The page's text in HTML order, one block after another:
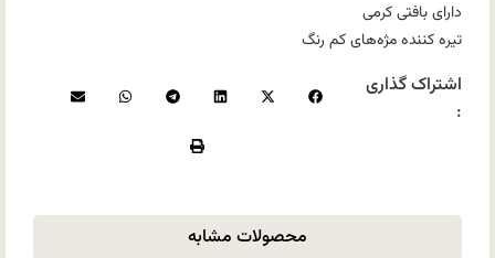
دارای بافتی کرمی
تیره کننده مژه‌های کم رنگ
اشتراک گذاری
:
محصولات مشابه